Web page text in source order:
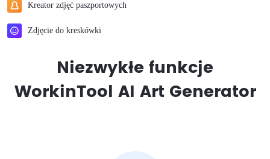
Kreator zdjęć paszportowych
Zdjęcie do kreskówki
Niezwykłe funkcje
WorkinTool AI Art Generator